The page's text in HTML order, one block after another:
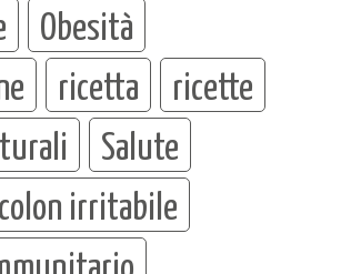
Obesità
ricetta
ricette
Salute
irritabile